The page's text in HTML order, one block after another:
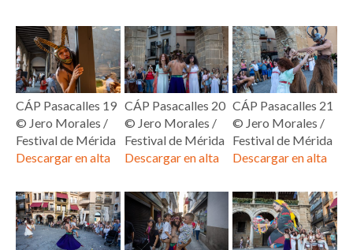
CÁP Pasacalles 19
© Jero Morales /
Festival de Mérida
Descargar en alta
CÁP Pasacalles 20
© Jero Morales /
Festival de Mérida
Descargar en alta
CÁP Pasacalles 21
© Jero Morales /
Festival de Mérida
Descargar en alta